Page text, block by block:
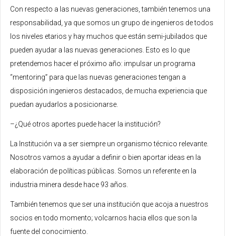
Con respecto a las nuevas generaciones, también tenemos una
responsabilidad, ya que somos un grupo de ingenieros de todos
los niveles etarios y hay muchos que están semi-jubilados que
pueden ayudar a las nuevas generaciones. Esto es lo que
pretendemos hacer el próximo año: impulsar un programa
“mentoring” para que las nuevas generaciones tengan a
disposición ingenieros destacados, de mucha experiencia que
puedan ayudarlos a posicionarse.
–¿Qué otros aportes puede hacer la institución?
La Institución va a ser siempre un organismo técnico relevante.
Nosotros vamos a ayudar a definir o bien aportar ideas en la
elaboración de políticas públicas. Somos un referente en la
industria minera desde hace 93 años.
También tenemos que ser una institución que acoja a nuestros
socios en todo momento; volcarnos hacia ellos que son la
fuente del conocimiento.